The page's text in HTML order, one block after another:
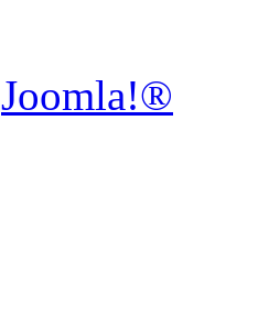
Joomla!®